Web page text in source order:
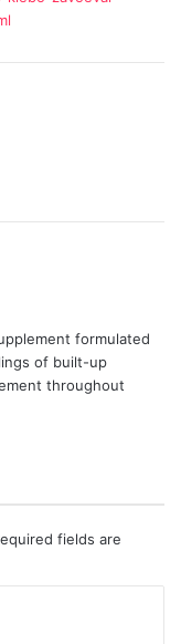
formulated
of built-up
throughout
fields are